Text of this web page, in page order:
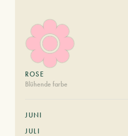
ROSE
Blühende farbe
JUNI
JULI